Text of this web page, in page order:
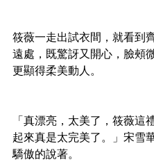
筱薇一走出試衣間，就看到
遠處，既驚訝又開心，臉頰
更顯得柔美動人。
「真漂亮，太美了，筱薇這
起來真是太完美了。」宋雪
驕傲的說著。